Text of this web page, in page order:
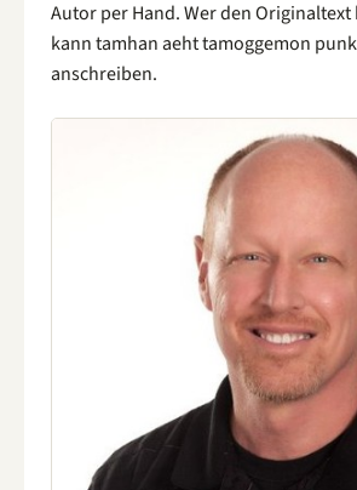
Autor per Hand. Wer den
kann tamhan aeht tamoggemon
anschreiben.